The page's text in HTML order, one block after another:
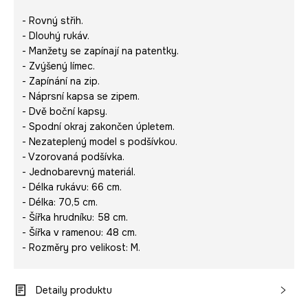
- Rovný střih.
- Dlouhý rukáv.
- Manžety se zapínají na patentky.
- Zvýšený límec.
- Zapínání na zip.
- Náprsní kapsa se zipem.
- Dvě boční kapsy.
- Spodní okraj zakončen úpletem.
- Nezateplený model s podšívkou.
- Vzorovaná podšívka.
- Jednobarevný materiál.
- Délka rukávu: 66 cm.
- Délka: 70,5 cm.
- Šířka hrudníku: 58 cm.
- Šířka v ramenou: 48 cm.
- Rozměry pro velikost: M.
Detaily produktu